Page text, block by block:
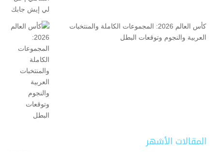
كأس العالم 2026: المجموعات الكاملة والمنتخبات
العربية والنجوم وتوقعات البطل
المقالات الأشهر